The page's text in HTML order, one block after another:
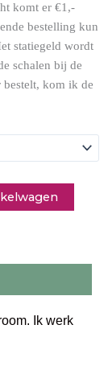
komt er €1,-
bestelling kun
statiegeld wordt
schalen bij de
bestelt, kom ik de
Ik werk